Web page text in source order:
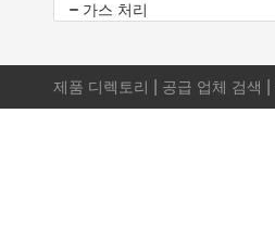
가스 처리
제품 디렉토리 공급 업체 검색